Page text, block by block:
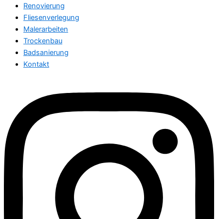
Renovierung
Fliesenverlegung
Malerarbeiten
Trockenbau
Badsanierung
Kontakt